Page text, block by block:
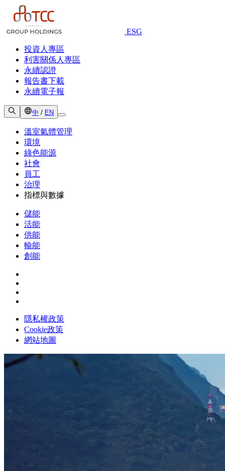
ESG
投資人專區
利害關係人專區
永續認證
報告書下載
永續電子報
中 / EN
溫室氣體管理
環境
綠色能源
社會
員工
治理
指標與數據
儲能
活能
供能
輸能
創能
隱私權政策
Cookie政策
網站地圖